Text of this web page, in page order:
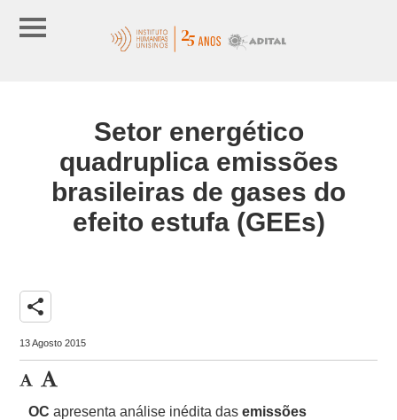
Setor energético
quadruplica emissões
brasileiras de gases do
efeito estufa (GEEs)
share
13 Agosto 2015
OC apresenta análise inédita dasemissões